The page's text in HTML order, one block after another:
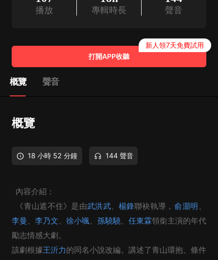
播放 專輯時長 聲音
打開APP收聽
新人領7天免費試用
概覽 聲音
概覽
18 小時 52 分鐘 144 聲音
內容介紹：
《青山遮不住》是由武洪武、 楊鋒聯袂執導， 俞灝明
李曼
李乃文 徐小颯 孫驍驍 任東霖領銜主演的年代
勵志情感大劇。
該劇根據王沂力的同名小說改編。講述了青山環抱、條件